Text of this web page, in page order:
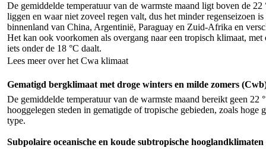
De gemiddelde temperatuur van de warmste maand ligt boven de
liggen en waar niet zoveel regen valt, dus het minder regenseizoen
binnenland van China, Argentinië, Paraguay en Zuid-Afrika en
Het kan ook voorkomen als overgang naar een tropisch klimaat,
iets onder de 18 °C daalt.
Lees meer over het Cwa klimaat
Gematigd bergklimaat met droge winters en milde zomers
De gemiddelde temperatuur van de warmste maand bereikt geen
hooggelegen steden in gematigde of tropische gebieden, zoals
type.
Subpolaire oceanische en koude subtropische